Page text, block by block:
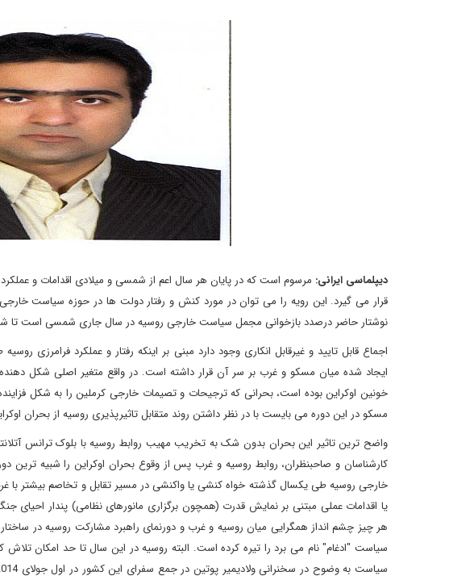
دیپلماسی ایرانی: مرسوم است که در پایان هر سال اعم از شمسی و میلادی اقدامات و
قرار می گیرد. این رویه را می توان در مورد کنش و رفتار دولت ها در حوزه سیاست خارجی
نوشتار حاضر درصدد بازخوانی مجمل سیاست خارجی روسیه در سال جاری شمسی است تا
اجماع قابل تایید و غیرقابل انکاری وجود دارد مبنی بر اینکه رفتار و عملکرد فرامرزی
ایجاد شده میان مسکو و غرب بر سر آن قرار داشته است. در واقع متغیر اصلی شکل
خونین اوکراین بوده است، بحرانی که ترجیحات و تصیمات خارجی کرملین را به شکل
مسکو در این دوره می بایست با در نظر داشتن روند متقابل تاثیرپذیری روسیه از بحران
واضح ترین تاثیر این بحران بدون شک به تخریب مهیب روابط روسیه با بلوک ترانس
کارشناسان و صاحبنظران، روابط روسیه و غرب پس از وقوع بحران اوکراین را شبیه
خارجی روسیه طی یکسال گذشته خواه کنشی یا واکنشی در مسیر تقابل و تخاصم بیشتر
یا اقدامات عملی مبتنی بر نمایش قدرت (همچون برگزاری مانورهای نظامی) پندار
هر چیز چشم انداز همگرایی میان روسیه و غرب و دورنمای راهبرد مشارکت روسیه در
سیاست "ادغام" نام می برد را تیره کرده است. البته روسیه در این سال تا حد امکان تلاش